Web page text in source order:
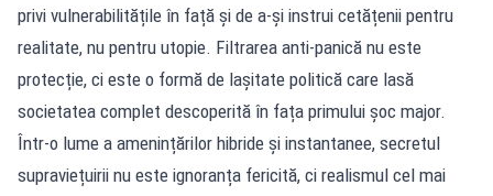
privi vulnerabilitățile în față și de a-și instrui cetățenii pentru
realitate, nu pentru utopie. Filtrarea anti-panică nu este
protecție, ci este o formă de lașitate politică care lasă
societatea complet descoperită în fața primului șoc major.
Într-o lume a amenințărilor hibride și instantanee, secretul
supraviețuirii nu este ignoranța fericită, ci realismul cel mai